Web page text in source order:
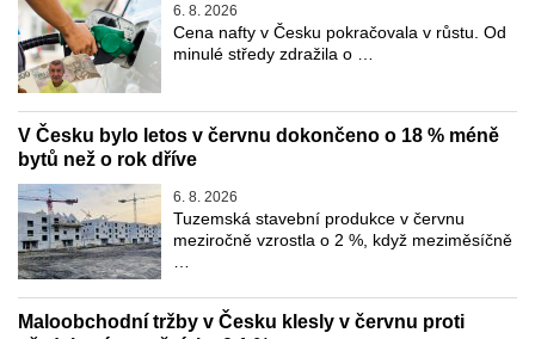
6. 8. 2026
Cena nafty v Česku pokračovala v růstu. Od
minulé středy zdražila o …
V Česku bylo letos v červnu dokončeno o 18 % méně
bytů než o rok dříve
6. 8. 2026
Tuzemská stavební produkce v červnu
meziročně vzrostla o 2 %, když meziměsíčně
Maloobchodní tržby v Česku klesly v červnu proti